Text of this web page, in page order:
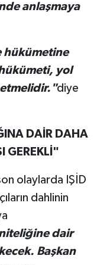
anlaşmaya
hükümetine
yol
etmelidir."diye
DAİR DAHA
GEREKLİ"
olaylarda IŞİD
dahlinin
dair
Başkan